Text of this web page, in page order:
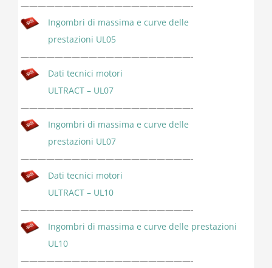
————————————————————-
Ingombri di massima e curve delle
prestazioni UL05
————————————————————-
Dati tecnici motori
ULTRACT – UL07
————————————————————-
Ingombri di massima e curve delle
prestazioni UL07
————————————————————-
Dati tecnici motori
ULTRACT – UL10
————————————————————-
Ingombri di massima e curve delle prestazioni
UL10
————————————————————-